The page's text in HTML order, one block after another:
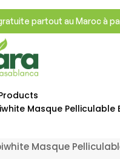
partout au Maroc à
Masque Pelliculable